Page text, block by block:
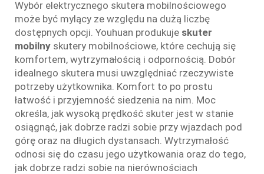
Wybór elektrycznego skutera mobilnościowego
może być mylący ze względu na dużą liczbę
dostępnych opcji. Youhuan produkuje skuter
mobilny skutery mobilnościowe, które cechują się
komfortem, wytrzymałością i odpornością. Dobór
idealnego skutera musi uwzględniać rzeczywiste
potrzeby użytkownika. Komfort to po prostu
łatwość i przyjemność siedzenia na nim. Moc
określa, jak wysoką prędkość skuter jest w stanie
osiągnąć, jak dobrze radzi sobie przy wjazdach pod
górę oraz na długich dystansach. Wytrzymałość
odnosi się do czasu jego użytkowania oraz do tego,
jak dobrze radzi sobie na nierównościach